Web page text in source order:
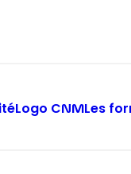
Logo CNMLes